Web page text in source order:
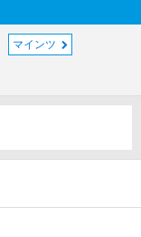
マインツ